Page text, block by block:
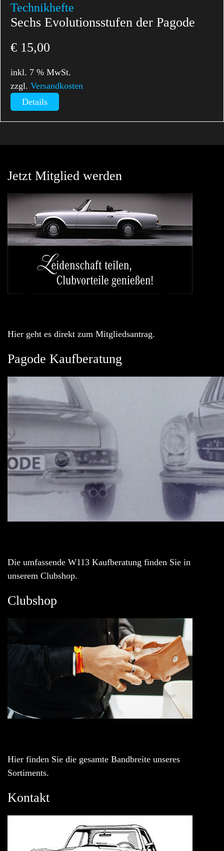
Technikhefte
Sechs Evolutionsstufen der Pagode
€ 15,00
inkl. 7 % MwSt.
zzgl.Versandkosten
Details
Jetzt Mitglied werden
Hier geht es direkt zum Mitgliedsantrag.
Pagode Kaufberatung
Die umfassende W113 Kaufberatung finden Sie in
unserem Clubshop.
Clubshop
Hier finden Sie die gesamte Bandbreite unseres
Sortiments.
Kontakt